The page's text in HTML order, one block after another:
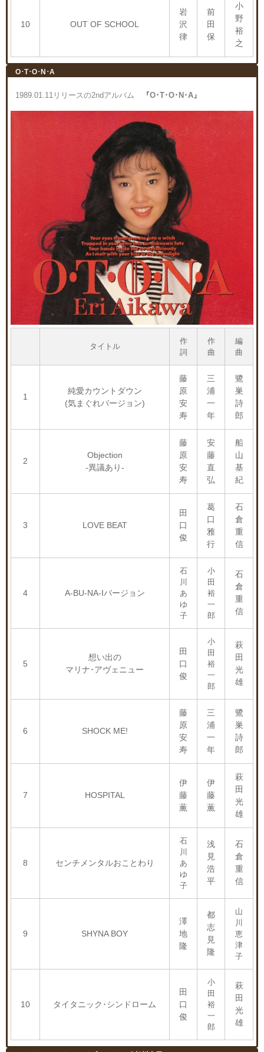
10 OUT OF SCHOOL
岩
沢
律
前
田
保
小
野
裕
之
O･T･O･N･A
1989.01.11リリースの2ndアルバム 『O･T･O･N･A』
タイトル
作
詞
作
曲
編
曲
1
純愛カウントダウン
(気まぐれバージョン)
藤
原
安
寿
三
浦
一
年
鷺
巣
詩
郎
2
Objection
-異議あり-
藤
原
安
寿
安
藤
直
弘
船
山
基
紀
3 LOVE BEAT
田
口
俊
葛
口
雅
行
石
倉
重
信
4 A-BU-NA-Iバージョン
石
川
あ
ゆ
子
小
田
裕
一
郎
石
倉
重
信
5
想い出の
マリナ･アヴェニュー
田
口
俊
小
田
裕
一
郎
萩
田
光
雄
6 SHOCK ME!
藤
原
安
寿
三
浦
一
年
鷺
巣
詩
郎
7 HOSPITAL
伊
藤
薫
伊
藤
薫
萩
田
光
雄
8 センチメンタルおことわり
石
川
あ
ゆ
子
浅
見
浩
平
石
倉
重
信
9 SHYNA BOY
澤
地
隆
都
志
見
隆
山
川
恵
津
子
10 タイタニック･シンドローム
田
口
俊
小
田
裕
一
郎
萩
田
光
雄